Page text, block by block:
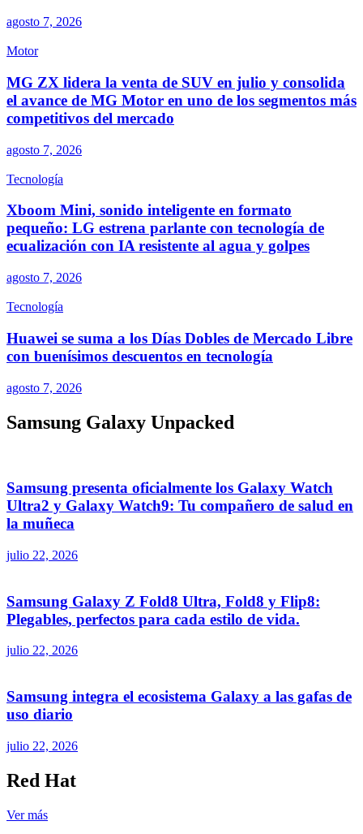
agosto 7, 2026
Motor
MG ZX lidera la venta de SUV en julio y consolida
el avance de MG Motor en uno de los segmentos más
competitivos del mercado
agosto 7, 2026
Tecnología
Xboom Mini, sonido inteligente en formato
pequeño: LG estrena parlante con tecnología de
ecualización con IA resistente al agua y golpes
agosto 7, 2026
Tecnología
Huawei se suma a los Días Dobles de Mercado Libre
con buenísimos descuentos en tecnología
agosto 7, 2026
Samsung Galaxy Unpacked
Samsung presenta oficialmente los Galaxy Watch
Ultra2 y Galaxy Watch9: Tu compañero de salud en
la muñeca
julio 22, 2026
Samsung Galaxy Z Fold8 Ultra, Fold8 y Flip8:
Plegables, perfectos para cada estilo de vida.
julio 22, 2026
Samsung integra el ecosistema Galaxy a las gafas de
uso diario
julio 22, 2026
Red Hat
Ver más